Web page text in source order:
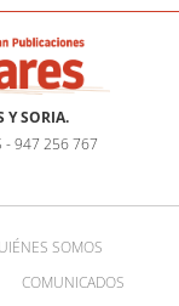
Y SORIA.
- 947 256 767
SOMOS
COMUNICADOS